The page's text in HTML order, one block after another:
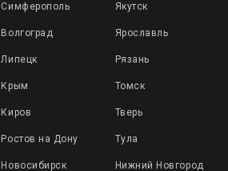
Симферополь Якутск
Волгоград Ярославль
Липецк Рязань
Крым Томск
Киров Тверь
Ростов на Дону Тула
Новосибирск Нижний Новгород